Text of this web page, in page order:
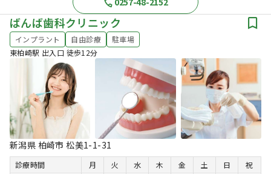
ばんば歯科クリニック
インプラント 自由診療
駐車場
東柏崎駅 出入口 徒歩12分
新潟県 柏崎市 松美1-1-31
診療時間 月 火 水 木 金 土 日
祝